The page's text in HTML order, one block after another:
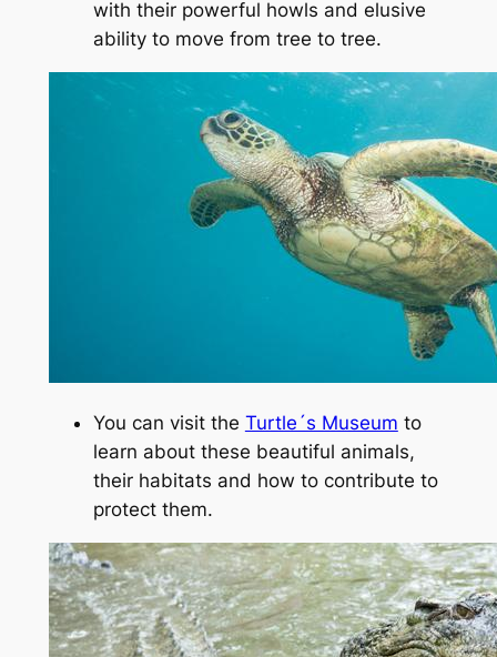
with their powerful howls and elusive
ability to move from tree to tree.
You can visit the Turtle´s Museum to
learn about these beautiful animals,
their habitats and how to contribute to
protect them.